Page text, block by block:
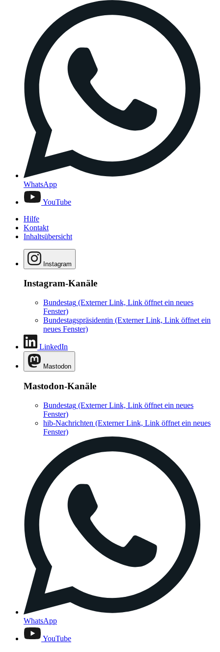
WhatsApp
YouTube
Hilfe
Kontakt
Inhaltsübersicht
Instagram
Instagram-Kanäle
Bundestag (Externer Link, Link öffnet ein neues
Fenster)
Bundestagspräsidentin (Externer Link, Link öffnet ein
neues Fenster)
LinkedIn
Mastodon
Mastodon-Kanäle
Bundestag (Externer Link, Link öffnet ein neues
Fenster)
hib-Nachrichten (Externer Link, Link öffnet ein neues
Fenster)
WhatsApp
YouTube